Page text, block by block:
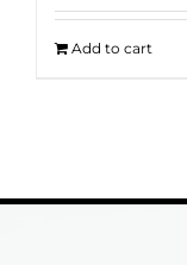
15.00 €.
Add to cart